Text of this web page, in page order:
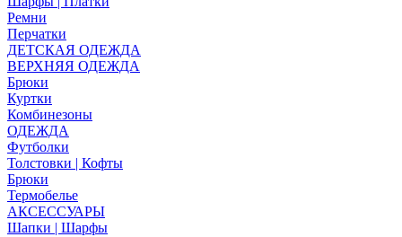
Ремни
Перчатки
ДЕТСКАЯ ОДЕЖДА
ВЕРХНЯЯ ОДЕЖДА
Брюки
Куртки
Комбинезоны
ОДЕЖДА
Футболки
Толстовки | Кофты
Брюки
Термобелье
АКСЕССУАРЫ
Шапки | Шарфы